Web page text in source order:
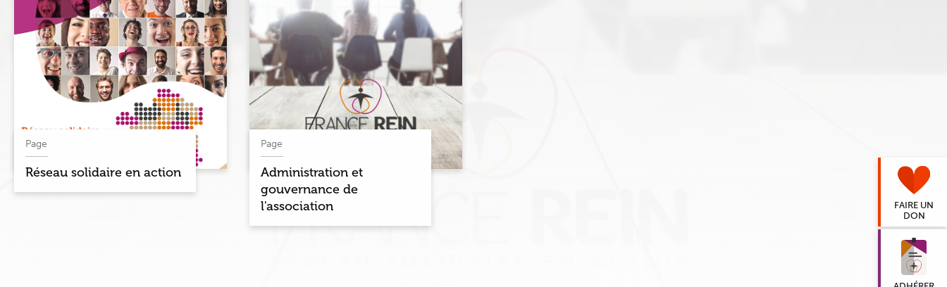
FAIRE UN
DON
Page
Réseau solidaire en action
Page
Administration et
gouvernance de
l'association